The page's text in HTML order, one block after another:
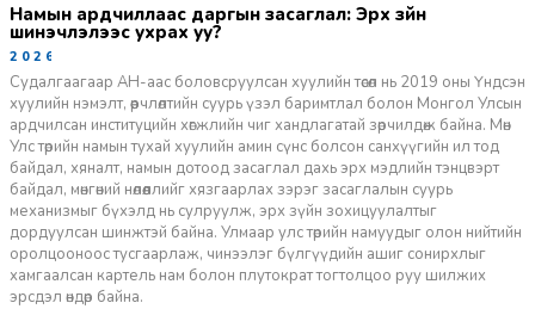
Намын ардчиллаас даргын засаглал: Эрх зүйн
шинэчлэлээс ухрах уу?
2026-07-08
Судалгаагаар АН-аас боловсруулсан хуулийн төсөл нь 2019 оны Үндсэн
хуулийн нэмэлт, өөрчлөлтийн суурь үзэл баримтлал болон Монгол Улсын
ардчилсан институцийн хөгжлийн чиг хандлагатай зөрчилдөж байна. Мөн
Улс төрийн намын тухай хуулийн амин сүнс болсон санхүүгийн ил тод
байдал, хяналт, намын дотоод засаглал дахь эрх мэдлийн тэнцвэрт
байдал, мөнгөний нөлөөллийг хязгаарлах зэрэг засаглалын суурь
механизмыг бүхэлд нь сулруулж, эрх зүйн зохицуулалтыг
дордуулсан шинжтэй байна. Улмаар улс төрийн намуудыг олон нийтийн
оролцооноос тусгаарлаж, чинээлэг бүлгүүдийн ашиг сонирхлыг
хамгаалсан картель нам болон плутократ тогтолцоо руу шилжих
эрсдэл өндөр байна.